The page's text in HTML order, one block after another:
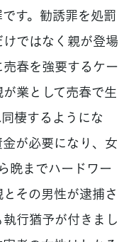
す。勧誘罪を処罰
ではなく親が登場
春を強要するケー
業として売春で生
棲するようにな
が必要になり、女
晩までハードワー
その男性が逮捕さ
行猶予が付きまし